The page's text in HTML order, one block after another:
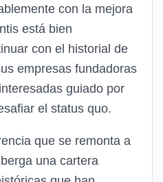
con la mejora
está bien
con el historial de
empresas fundadoras
guiado por
el status quo.
que se remonta a
una cartera